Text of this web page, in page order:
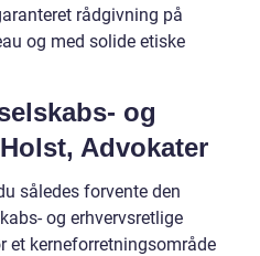
rådgivning på
og med solide etiske
og
Advokater
således forvente den
og erhvervsretlige
et kerneforretningsområde